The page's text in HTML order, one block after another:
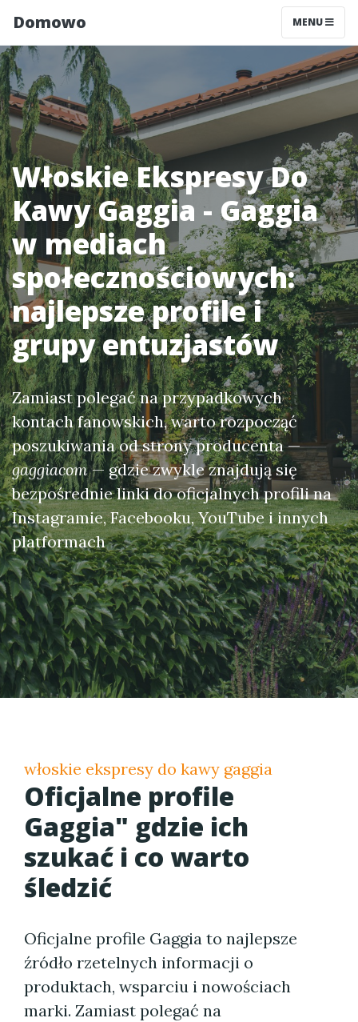
Domowo MENU
Włoskie Ekspresy Do
Kawy Gaggia - Gaggia
w mediach
społecznościowych:
najlepsze profile i
grupy entuzjastów
Zamiast polegać na przypadkowych
kontach fanowskich, warto rozpocząć
poszukiwania od strony producenta —
gaggiacom— gdzie zwykle znajdują się
bezpośrednie linki do oficjalnych profili na
Instagramie, Facebooku, YouTube i innych
platformach
włoskie ekspresy do kawy gaggia
Oficjalne profile
Gaggia" gdzie ich
szukać i co warto
śledzić
Oficjalne profile Gaggia to najlepsze
źródło rzetelnych informacji o
produktach, wsparciu i nowościach
marki. Zamiast polegać na